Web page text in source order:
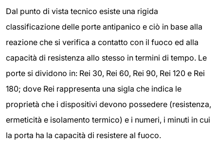
Dal punto di vista tecnico esiste una rigida
classificazione delle porte antipanico e ciò in base alla
reazione che si verifica a contatto con il fuoco ed alla
capacità di resistenza allo stesso in termini di tempo. Le
porte si dividono in: Rei 30, Rei 60, Rei 90, Rei 120 e Rei
180; dove Rei rappresenta una sigla che indica le
proprietà che i dispositivi devono possedere (resistenza,
ermeticità e isolamento termico) e i numeri, i minuti in cui
la porta ha la capacità di resistere al fuoco.